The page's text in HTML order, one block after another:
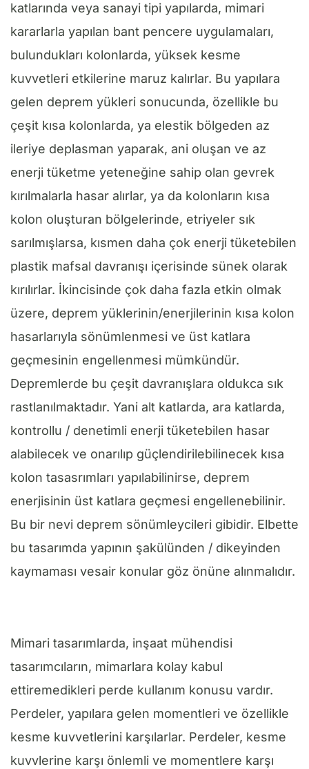
katlarında veya sanayi tipi yapılarda, mimari
kararlarla yapılan bant pencere uygulamaları,
bulundukları kolonlarda, yüksek kesme
kuvvetleri etkilerine maruz kalırlar. Bu yapılara
gelen deprem yükleri sonucunda, özellikle bu
çeşit kısa kolonlarda, ya elestik bölgeden az
ileriye deplasman yaparak, ani oluşan ve az
enerji tüketme yeteneğine sahip olan gevrek
kırılmalarla hasar alırlar, ya da kolonların kısa
kolon oluşturan bölgelerinde, etriyeler sık
sarılmışlarsa, kısmen daha çok enerji tüketebilen
plastik mafsal davranışı içerisinde sünek olarak
kırılırlar. İkincisinde çok daha fazla etkin olmak
üzere, deprem yüklerinin/enerjilerinin kısa kolon
hasarlarıyla sönümlenmesi ve üst katlara
geçmesinin engellenmesi mümkündür.
Depremlerde bu çeşit davranışlara oldukca sık
rastlanılmaktadır. Yani alt katlarda, ara katlarda,
kontrollu / denetimli enerji tüketebilen hasar
alabilecek ve onarılıp güçlendirilebilinecek kısa
kolon tasasrımları yapılabilinirse, deprem
enerjisinin üst katlara geçmesi engellenebilinir.
Bu bir nevi deprem sönümleycileri gibidir. Elbette
bu tasarımda yapının şakülünden / dikeyinden
kaymaması vesair konular göz önüne alınmalıdır.
Mimari tasarımlarda, inşaat mühendisi
tasarımcıların, mimarlara kolay kabul
ettiremedikleri perde kullanım konusu vardır.
Perdeler, yapılara gelen momentleri ve özellikle
kesme kuvvetlerini karşılarlar. Perdeler, kesme
kuvvlerine karşı önlemli ve momentlere karşı